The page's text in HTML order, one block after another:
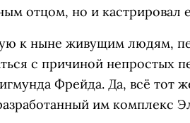
отцом, но и кастрировал
к ныне живущим людям,
с причиной непростых
Фрейда. Да, всё тот
им комплекс